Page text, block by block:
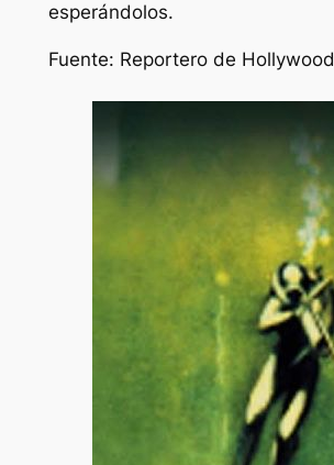
esperándolos.
Fuente: Reportero de Hollywood